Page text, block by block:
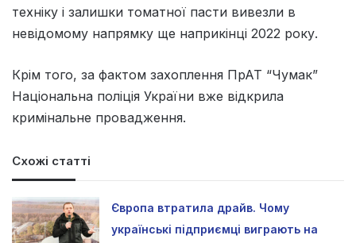
техніку і залишки томатної пасти вивезли в
невідомому напрямку ще наприкінці 2022 року.
Крім того, за фактом захоплення ПрАТ “Чумак”
Національна поліція України вже відкрила
кримінальне провадження.
Схожі статті
Європа втратила драйв. Чому
українські підприємці виграють на